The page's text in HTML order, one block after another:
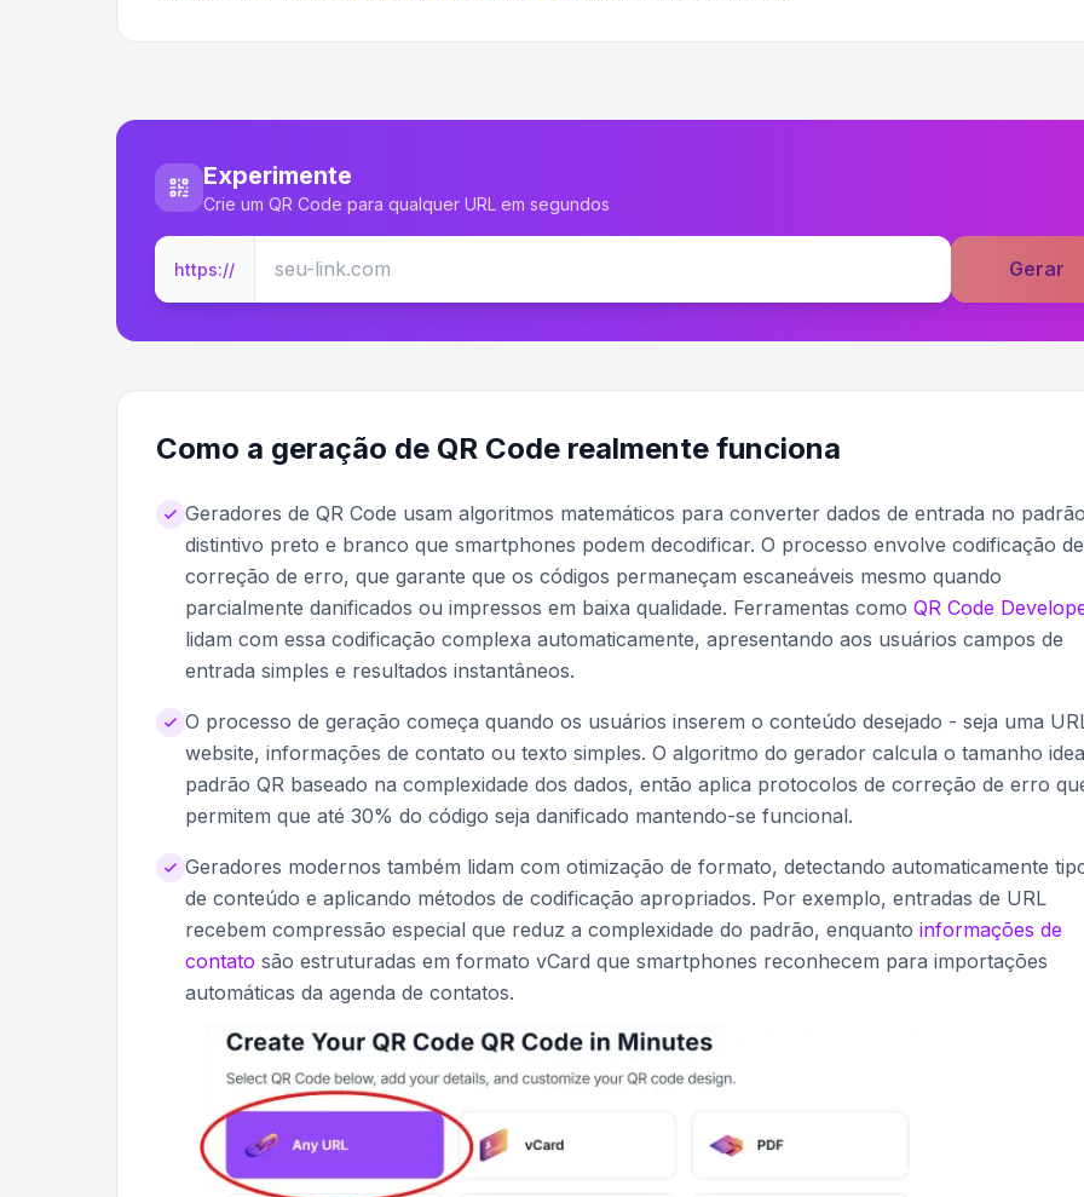
Experimente
Crie um QR Code para qualquer URL em segundos
https:// Gerar
Como a geração de QR Code realmente funciona
Geradores de QR Code usam algoritmos matemáticos para converter dados de entrada no
distintivo preto e branco que smartphones podem decodificar. O processo envolve codificação de
correção de erro, que garante que os códigos permaneçam escaneáveis mesmo quando
parcialmente danificados ou impressos em baixa qualidade. Ferramentas como QR Code
lidam com essa codificação complexa automaticamente, apresentando aos usuários campos de
entrada simples e resultados instantâneos.
O processo de geração começa quando os usuários inserem o conteúdo desejado - seja uma
website, informações de contato ou texto simples. O algoritmo do gerador calcula o tamanho
padrão QR baseado na complexidade dos dados, então aplica protocolos de correção de erro
permitem que até 30% do código seja danificado mantendo-se funcional.
Geradores modernos também lidam com otimização de formato, detectando automaticamente
de conteúdo e aplicando métodos de codificação apropriados. Por exemplo, entradas de URL
recebem compressão especial que reduz a complexidade do padrão, enquanto informações de
contato são estruturadas em formato vCard que smartphones reconhecem para importações
automáticas da agenda de contatos.